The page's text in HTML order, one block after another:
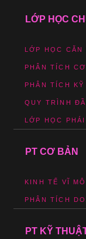
LỚP HỌC
LỚP HỌC CĂN
PHÂN TÍCH
PHÂN TÍCH KỸ
QUY TRÌNH
LỚP HỌC
PT CƠ BẢN
KINH TẾ VĨ MÔ
PHÂN TÍCH
PT KỸ